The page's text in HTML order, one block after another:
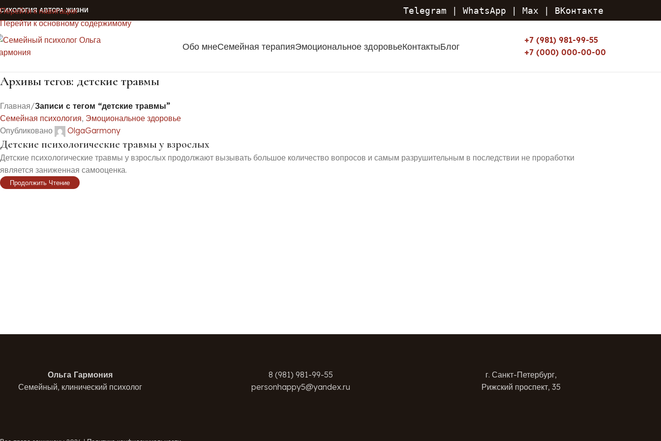
Перейти к навигации
Перейти к основному содержимому
АВТОРА ЖИЗНИ Telegram | WhatsApp | Max | ВКонтакте
Обо мнеСемейная терапияЭмоциональное здоровьеКонтактыБлог
+7 (981) 981-99-55
+7 (000) 000-00-00
Архивы тегов: детские травмы
Главная/Записи с тегом “детские травмы”
08
ИЮЛ
Семейная психология, Эмоциональное здоровье
Опубликовано
OlgaGarmony
Детские психологические травмы у взрослых
Детские психологические травмы у взрослых продолжают вызывать большое количество вопросов и самым разрушительным в последствии не проработки
является заниженная самооценка.
Продолжить Чтение
Ольга Гармония
Семейный, клинический психолог
8 (981) 981-99-55
personhappy5@yandex.ru
г. Санкт-Петербург,
Рижский проспект, 35